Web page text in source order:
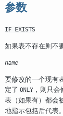
参数
IF EXISTS
如果表不存在则不
name
要修改的一个现有
定了 ONLY ，则只
表（如果有）都会
地指示包括后代表。